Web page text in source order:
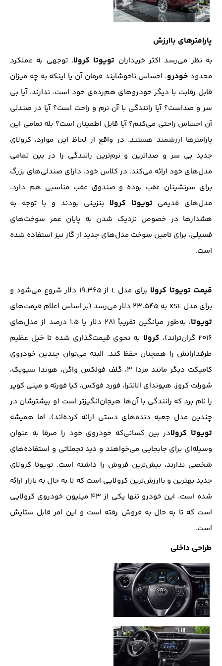
پارامترهای باارزش
به نظر می‌رسد اکثر خریداران تویوتا کرولا، توجهی به عملکرد
محدود خودرو، احساس ناخوشایند فرمان آن یا اینکه به چه میزان
قابل رقابت با دیگر خودروهای هم‌رده‌ی خود است، ندارند. آیا بی
سر و صداست؟ آیا رانندگی با آن نرم و راحت است؟ آیا در صندلی
آن احساس راحتی می‌کنم؟ آیا قابل اطمینان است؟ بله تمامی این
پارامترها ارزشمند هستند. در واقع از لحاظ این موارد، کرولای
جدید بی سر و صداترین و نرم‌ترین رانندگی را در بین تمامی
مدل‌های خود ارائه می‌کند. در کلاس خود، دارای صندلی‌های بزرگ
برای سرنشینان عقب بوده و صندوق عقب مناسبی هم دارد.
مدل‌های قدیمی تویوتا کرولا بنزینی بودند و با توجه به
هشدارها در خصوص نزدیک شدن به پایان عمر سوخت‌های
فسیلی، برای تامین سوخت مدل‌های جدید از گاز نیز استفاده شده
است.
قیمت تویوتا کرولا
برای مدل L از ۱۹.۳۶۵ دلار شروع می‌شود و
برای مدل XSE به ۲۳.۵۴۵ دلار می‌رسد (بر اساس اعلام قیمت‌های
تویوتا
، به‌طور میانگین تقریباً ۲۸۱ دلار یا ۱.۵ درصد از مدل‌های
۲۰۱۶ گران‌تراند)،
کرولا به نحوی قیمت‌گذاری شده تا خیل عظیم
طرفدارانش را همچنان حفظ کند. البته می‌توان چندین خودروی
کامپکت دیگر مانند مزدا ۳، گلف فولکس ‌واگن، هوندا سیویک،
شورلت کروز، هیوندای الانترا، فورد فوکس، کیا فورته و مینی کوپر
را نام برد که رانندگی با آن‌ها هیجان‌انگیزتر است (و بیشترشان در
چندین مدل جعبه دنده‌های دستی ارائه کرده‌اند). اما همیشه
تویوتا کرولادر بین کسانی‌که خودروی خود را صرفا به عنوان
وسیله‌ای برای جابجایی می‌خواهند و دید تجملاتی و استفاده‌های
شخصی ندارند، بیش‌ترین فروش را داشته است. تویوتا کرولای
جدید بهترین و باارزش‌ترین کرولایی است که تا به‌ حال به بازار ارائه
شده است. این خودرو تنها یکی از ۴۳ میلیون خودروی کرولایی
است که تا به حال به فروش رفته است و این امر قابل ستایش
است.
طراحی داخلی